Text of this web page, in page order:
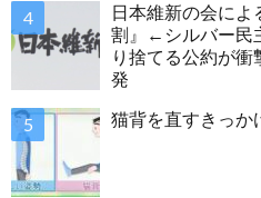
日本維新の会によ
割』←シルバー民
り捨てる公約が
発
猫背を直すきっか